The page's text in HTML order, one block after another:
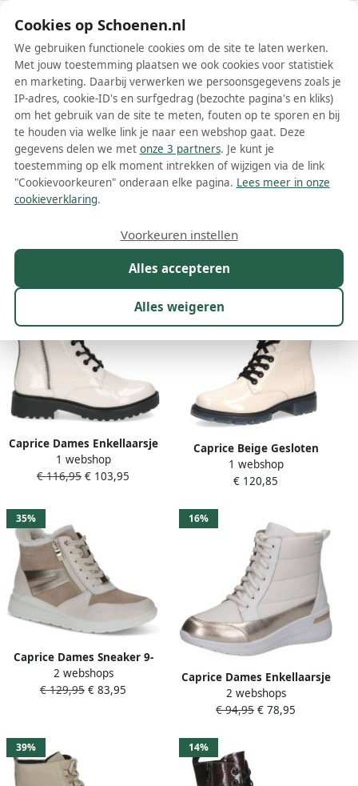
Schoenen.nl
Wis filters Alle filters
Witte CAPRICE dames laarzen
Meer lezen
11%
Caprice Dames Enkellaarsje
9-25217-43 122 G-breedte
1 webshop
€ 116,95 € 103,95
Caprice Beige Gesloten
Booties Enkellaarzen Beige
Dames
1 webshop
€ 120,85
35%
Caprice Dames Sneaker 9-
25252-45 130 H-breedte
2 webshops
€ 129,95 € 83,95
16%
Caprice Dames Enkellaarsje
9-26106-43 197 H-breedte
2 webshops
€ 94,95 € 78,95
39% 14%
Cookies op Schoenen.nl
We gebruiken functionele cookies om de site te laten werken.
Met jouw toestemming plaatsen we ook cookies voor statistiek
en marketing. Daarbij verwerken we persoonsgegevens zoals je
IP-adres, cookie-ID's en surfgedrag (bezochte pagina's en kliks)
om het gebruik van de site te meten, fouten op te sporen en bij
te houden via welke link je naar een webshop gaat. Deze
gegevens delen we met onze 3 partners. Je kunt je
toestemming op elk moment intrekken of wijzigen via de link
"Cookievoorkeuren" onderaan elke pagina. Lees meer in onze
cookieverklaring.
Alles accepteren
Alles weigeren
Voorkeuren instellen